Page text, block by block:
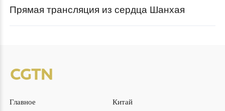
Прямая трансляция из сердца Шанхая
Главное Китай